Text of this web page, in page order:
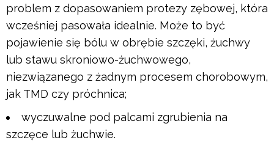
problem z dopasowaniem protezy zębowej, która
wcześniej pasowała idealnie. Może to być
pojawienie się bólu w obrębie szczęki, żuchwy
lub stawu skroniowo-żuchwowego,
niezwiązanego z żadnym procesem chorobowym,
jak TMD czy próchnica;
wyczuwalne pod palcami zgrubienia na
szczęce lub żuchwie.